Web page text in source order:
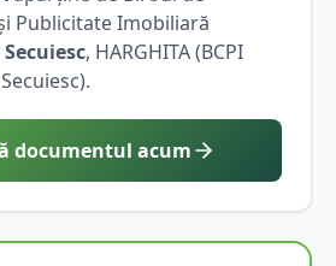
Publicitate Imobiliară
, HARGHITA(BCPI
).
documentul acum